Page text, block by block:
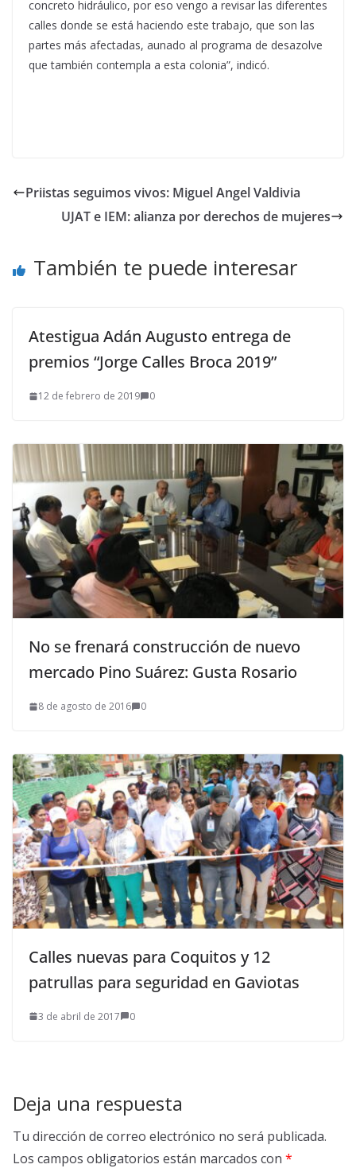
concreto hidráulico, por eso vengo a revisar las diferentes
calles donde se está haciendo este trabajo, que son las
partes más afectadas, aunado al programa de desazolve
que también contempla a esta colonia”, indicó.
Priistas seguimos vivos: Miguel Angel Valdivia
UJAT e IEM: alianza por derechos de mujeres
También te puede interesar
Atestigua Adán Augusto entrega de
premios “Jorge Calles Broca 2019”
12 de febrero de 2019 0
No se frenará construcción de nuevo
mercado Pino Suárez: Gusta Rosario
8 de agosto de 2016 0
Calles nuevas para Coquitos y 12
patrullas para seguridad en Gaviotas
3 de abril de 2017 0
Deja una respuesta
Tu dirección de correo electrónico no será publicada.
Los campos obligatorios están marcados con *